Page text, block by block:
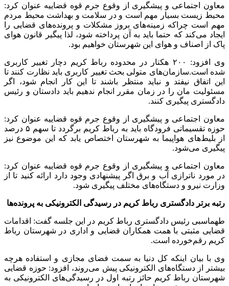
معاون اجتماعی و پیشگیری از وقوع جرم قوه قضاییه عنوان کرد:
محیط زیست بسیار مهم است و در سلامت و بهداشت محیط مردم
مهم است چراکه زمینه‌های بروز مشکلات و پرونده‌های قضایی را
ایجاد می‌کند که حتما باید به آن پرداخته شود، لذا پیگیر قانون هوای
پاک از اصناف و هوای این شهرستان خواهیم بود.
وی افزود: ۲۰۰ هکتار در محدوده رباط کریم دچار تغییر کاربری
شده است.سازمان‌های متولی بحث تغییر کاربری باید نظارت کنند تا
این اتفاق نیفتد و نباید منتظر باشند تا این کار انجام شود، اگر
مسئولیت مان را در زمان مقرر انجام ندهیم باید دادستان و رئیس
دادگستری پیگیری کنند.
معاون اجتماعی و پیشگیری از وقوع جرم قوه قضاییه عنوان کرد:
حوزه تقسیماتی فرودگاه باید به رباط کریم برگردد تا سهم ۵ درصد
از بلیط‌های هواپیما به شهرستان اختصاص یابد که این موضوع نیز
پیگیری می‌شود.
معاون اجتماعی و پیشگیری از وقوع جرم قوه قضاییه عنوان کرد:
در مورد ناترازی آب و برق اگر پیشنهادی وجود دارد ارائه کنید تا از
وزارت نیرو و دستگاه‌های مختلف پیگیری شود.
رتبه برتر دادگستری رباط کریم در رسیدگی الکترونیکی به پرونده‌ها
طهماسبی رئیس دادگستری رباط کریم در این جلسه گفت: اقدامات
قضایی مثبتی با همت همکاران قضایی و اداری در شهرستان رباط
کریم رقم‌خورده است.
وی با بیان اینکه کل دنیا به سمت فضای مجازی و استفاده هرچه
بیشتر از دستگاه‌های الکترونیکی پیش می‌روند، افزود: حوزه قضایی
شهرستان رباط کریم حائز رتبه اول در رسیدگی‌های الکترونیکی به